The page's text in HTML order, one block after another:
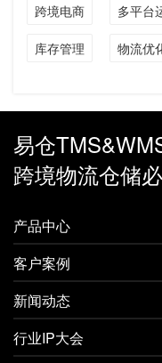
跨境电商 多平台
库存管理 物流优
易仓
跨境物流仓储
产品中心
客户案例
新闻动态
行业IP大会